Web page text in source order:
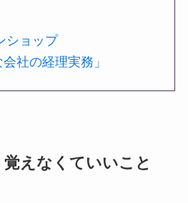
ショップ
社の経理実務」
えなくていいこと